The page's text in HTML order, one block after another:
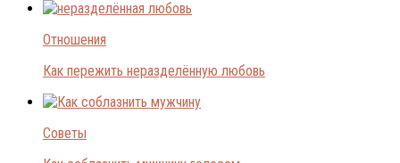
Отношения
Как пережить неразделённую любовь
Советы